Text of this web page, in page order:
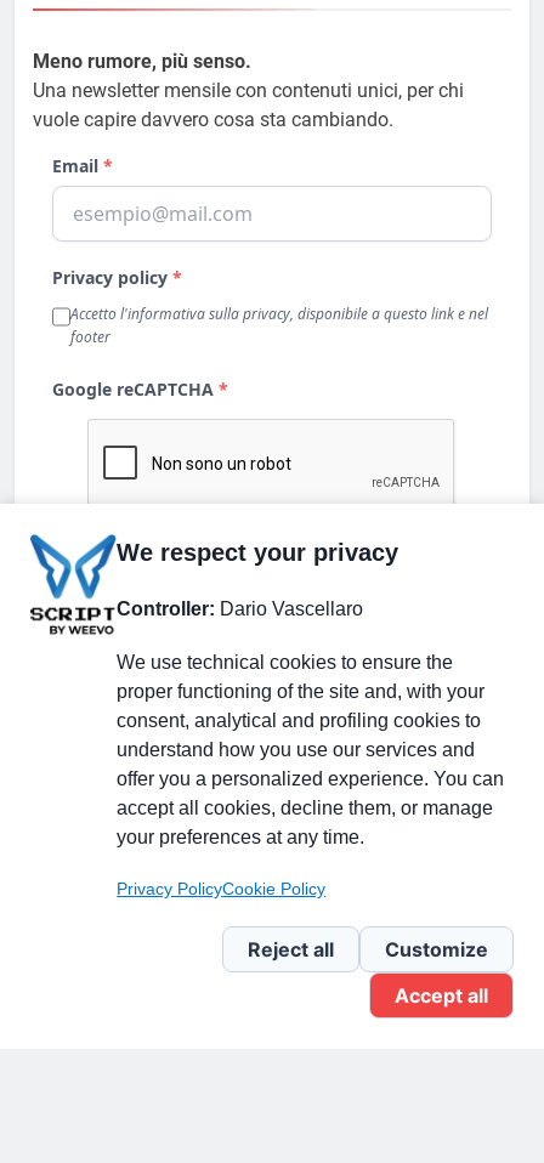
Meno rumore, più senso.
Una newsletter mensile con contenuti unici, per chi
vuole capire davvero cosa sta cambiando.
Partecipa alla discussione
Pagina Linkedin
Newsletter Linkedin
We respect your privacy
Controller: Dario Vascellaro
We use technical cookies to ensure the
proper functioning of the site and, with your
consent, analytical and profiling cookies to
understand how you use our services and
offer you a personalized experience. You can
accept all cookies, decline them, or manage
your preferences at any time.
Privacy PolicyCookie Policy
Reject all
Customize
Accept all